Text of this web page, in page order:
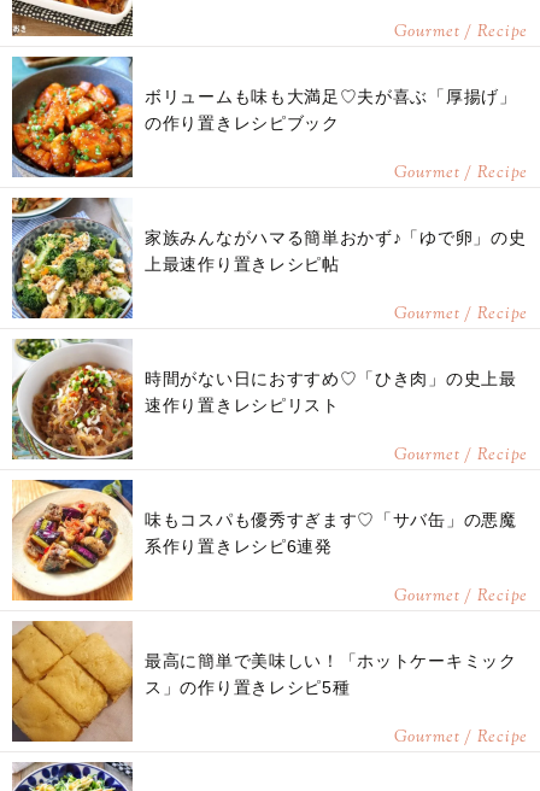
Gourmet / Recipe
ボリュームも味も大満足♡夫が喜ぶ「厚揚げ」
の作り置きレシピブック
Gourmet / Recipe
家族みんながハマる簡単おかず♪「ゆで卵」の史
上最速作り置きレシピ帖
Gourmet / Recipe
時間がない日におすすめ♡「ひき肉」の史上最
速作り置きレシピリスト
Gourmet / Recipe
味もコスパも優秀すぎます♡「サバ缶」の悪魔
系作り置きレシピ6連発
Gourmet / Recipe
最高に簡単で美味しい！「ホットケーキミック
ス」の作り置きレシピ5種
Gourmet / Recipe